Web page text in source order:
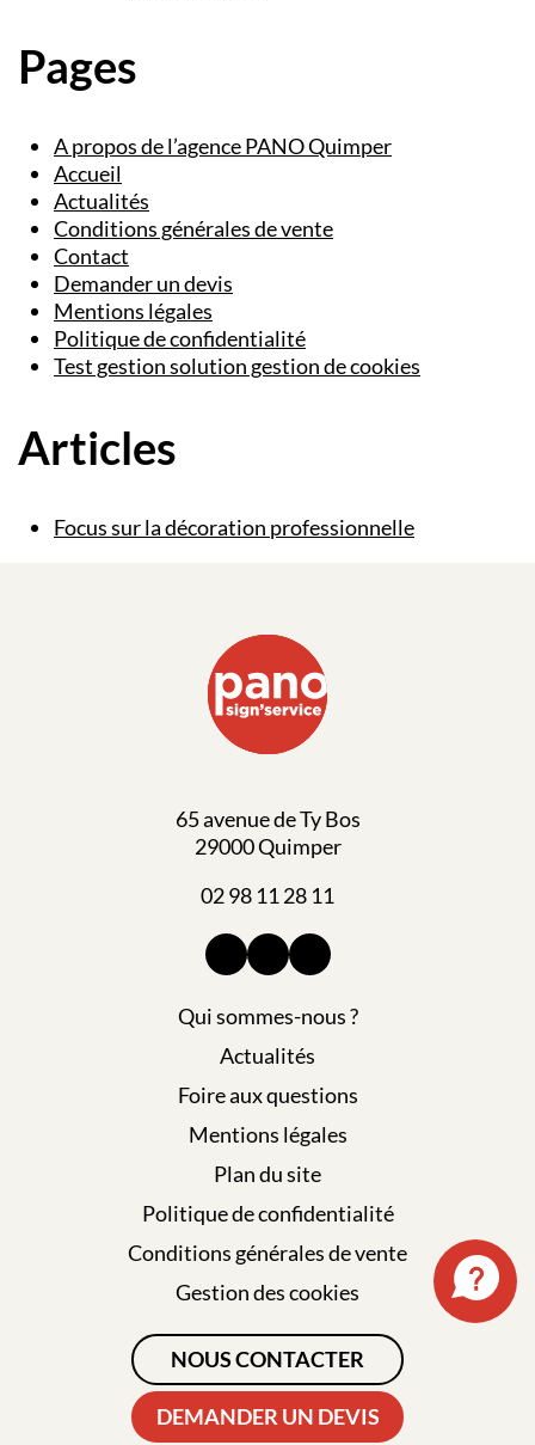
Pages
A propos de l’agence PANO Quimper
Accueil
Actualités
Conditions générales de vente
Contact
Demander un devis
Mentions légales
Politique de confidentialité
Test gestion solution gestion de cookies
Articles
Focus sur la décoration professionnelle
65 avenue de Ty Bos
29000 Quimper
02 98 11 28 11
Qui sommes-nous ?
Actualités
Foire aux questions
Mentions légales
Plan du site
Politique de confidentialité
Conditions générales de vente
Gestion des cookies
NOUS CONTACTER
DEMANDER UN DEVIS